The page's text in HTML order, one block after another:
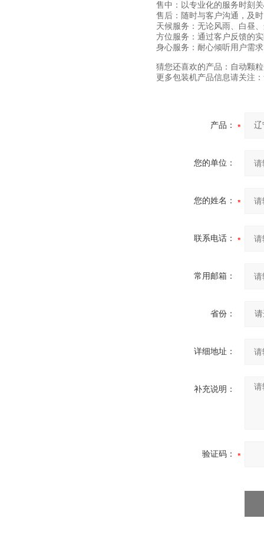
售中：以专业化的服务时刻
售后：随时与客户沟通，及
天候服务：无论风雨、白昼
方位服务：通过客户反馈的
身心服务：耐心倾听用户需
猜您还喜欢的产品：自动颗
更多包装机产品信息请关注
产品：
您的单位：
您的姓名：
联系电话：
常用邮箱：
省份：
详细地址：
补充说明：
验证码：